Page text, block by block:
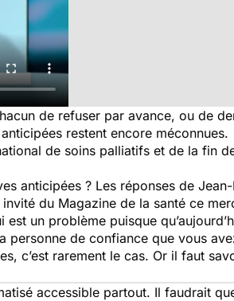
de refuser par avance, ou de
restent encore méconnues.
de soins palliatifs et de la fin
anticipées ? Les réponses de
invité du Magazine de la santé ce
un problème puisque
personne de confiance que vous
c’est rarement le cas. Or il faut
accessible partout. Il faudrait